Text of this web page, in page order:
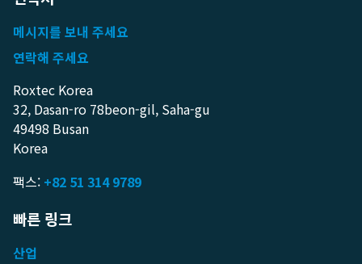
메시지를 보내 주세요
연락해 주세요
Roxtec Korea
32, Dasan-ro 78beon-gil, Saha-gu
49498 Busan
Korea
팩스: +82 51 314 9789
빠른 링크
산업